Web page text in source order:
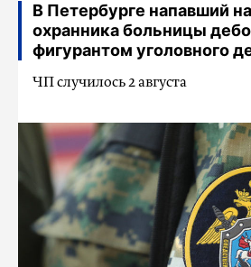
В Петербурге напавший
охранника больницы
фигурантом уголовного
ЧП случилось 2 августа